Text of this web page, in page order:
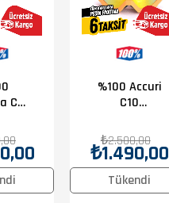
C5
Tükendi
%100 Accuri
C10
Goggle
₺1.490,00
₺2.500,00